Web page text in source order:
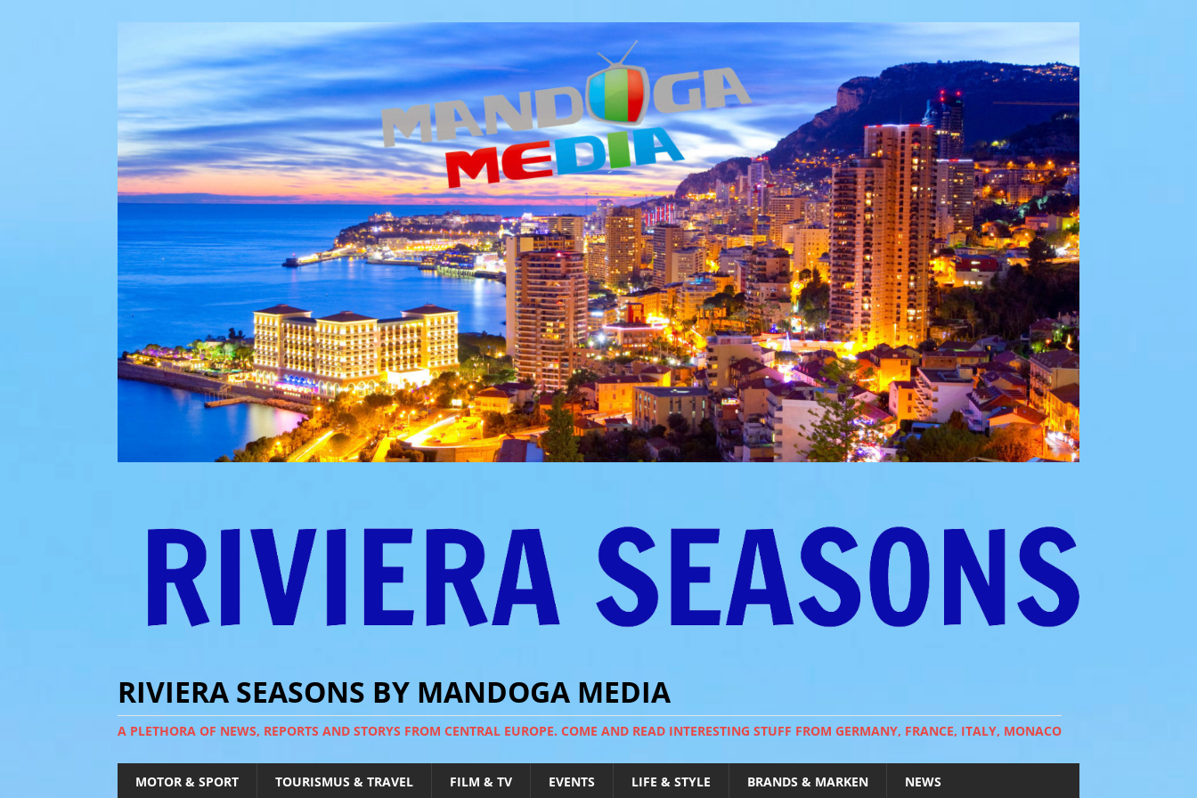
RIVIERA SEASONS BY MANDOGA MEDIA
A PLETHORA OF NEWS, REPORTS AND STORYS FROM CENTRAL EUROPE. COME AND READ INTERESTING STUFF FROM GERMANY, FRANCE, ITALY, MONACO
MOTOR & SPORT TOURISMUS & TRAVEL FILM & TV EVENTS LIFE & STYLE BRANDS & MARKEN NEWS